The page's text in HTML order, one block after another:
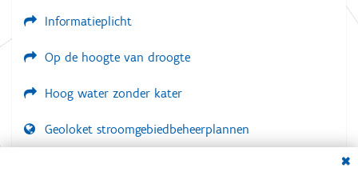
Informatieplicht
Op de hoogte van droogte
Hoog water zonder kater
Geoloket stroomgebiedbeheerplannen